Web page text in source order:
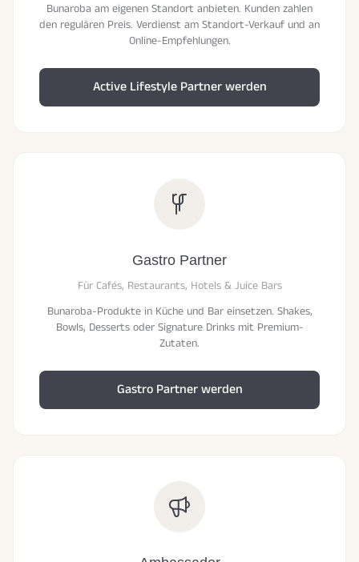
Bunaroba am eigenen Standort anbieten. Kunden zahlen
den regulären Preis. Verdienst am Standort-Verkauf und an
Online-Empfehlungen.
Active Lifestyle Partner werden
Gastro Partner
Für Cafés, Restaurants, Hotels & Juice Bars
Bunaroba-Produkte in Küche und Bar einsetzen. Shakes,
Bowls, Desserts oder Signature Drinks mit Premium-
Zutaten.
Gastro Partner werden